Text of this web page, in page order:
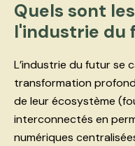
Quels sont
l'industrie du
L’industrie du futur se
transformation
de leur écosystème
interconnectés en
numériques